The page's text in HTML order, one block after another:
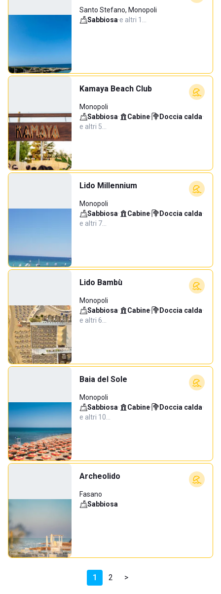
Santo Stefano, Monopoli
Sabbiosa·e altri 1…
Kamaya Beach Club
Monopoli
Sabbiosa· Cabine· Doccia calda·
e altri 5…
Lido Millennium
Monopoli
Sabbiosa· Cabine· Doccia calda·
e altri 7…
Lido Bambù
Monopoli
Sabbiosa· Cabine· Doccia calda·
e altri 6…
Baia del Sole
Monopoli
Sabbiosa· Cabine· Doccia calda·
e altri 10…
Archeolido
Fasano
Sabbiosa
1 2 >